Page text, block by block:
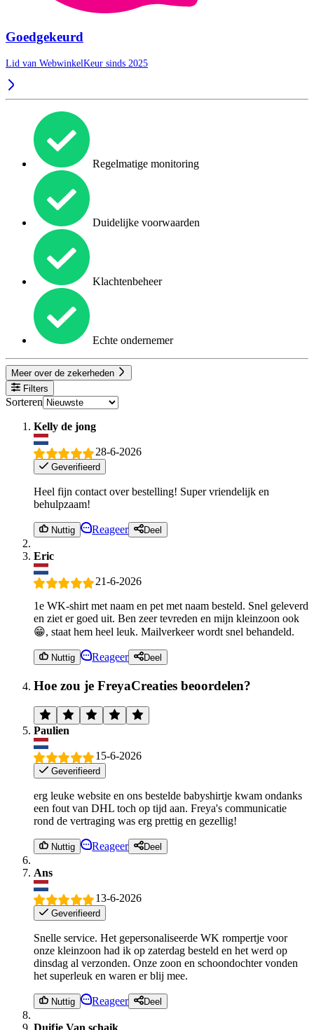
Goedgekeurd
Lid van WebwinkelKeur sinds 2025
Regelmatige monitoring
Duidelijke voorwaarden
Klachtenbeheer
Echte ondernemer
Meer over de zekerheden
Filters
Sorteren
Kelly de jong
28-6-2026
Geverifieerd
Heel fijn contact over bestelling! Super vriendelijk en
behulpzaam!
Nuttig Reageer Deel
Eric
21-6-2026
1e WK-shirt met naam en pet met naam besteld. Snel geleverd
en ziet er goed uit. Ben zeer tevreden en mijn kleinzoon ook
😁, staat hem heel leuk. Mailverkeer wordt snel behandeld.
Nuttig Reageer Deel
Hoe zou je FreyaCreaties beoordelen?
Paulien
15-6-2026
Geverifieerd
erg leuke website en ons bestelde babyshirtje kwam ondanks
een fout van DHL toch op tijd aan. Freya's communicatie
rond de vertraging was erg prettig en gezellig!
Nuttig Reageer Deel
Ans
13-6-2026
Geverifieerd
Snelle service. Het gepersonaliseerde WK rompertje voor
onze kleinzoon had ik op zaterdag besteld en het werd op
dinsdag al verzonden. Onze zoon en schoondochter vonden
het superleuk en waren er blij mee.
Nuttig Reageer Deel